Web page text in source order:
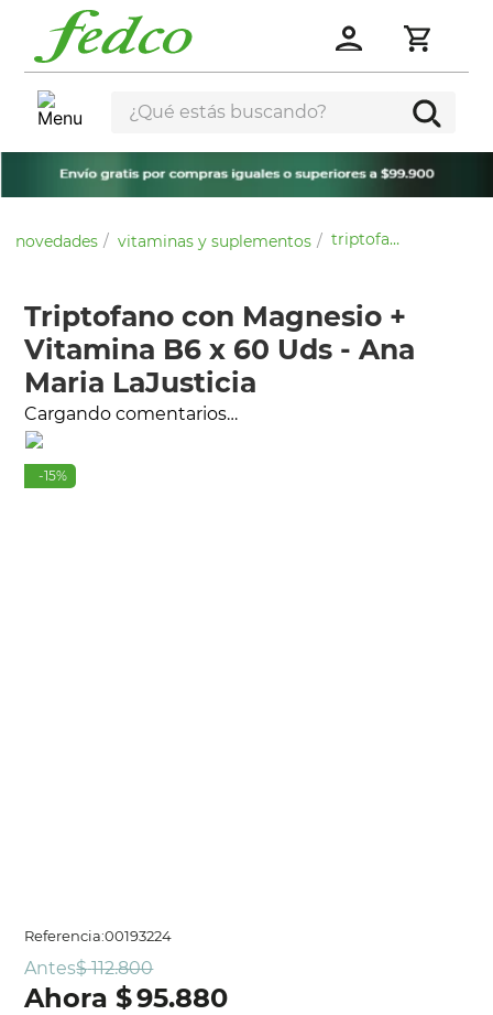
¿Qué estás buscando?
novedades vitaminas y suplementos triptofano con magnesio + vitamina b6 x 60 uds - ana maria lajusticia
Triptofano con Magnesio +
Vitamina B6 x 60 Uds - Ana
Maria LaJusticia
Cargando comentarios…
-15%
Referencia:00193224
Antes$ 112.800
$95.880